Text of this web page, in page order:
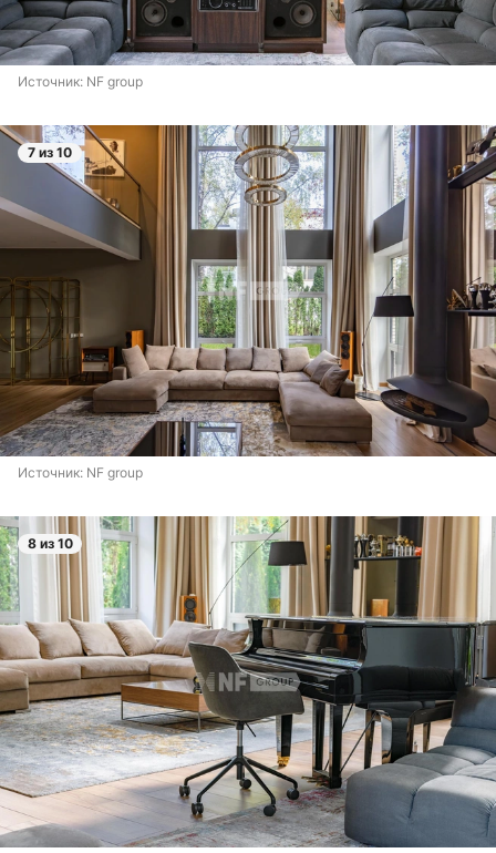
Источник: NF group
7 из 10
Источник: NF group
8 из 10